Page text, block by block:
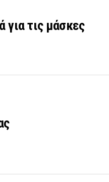
για τις μάσκες